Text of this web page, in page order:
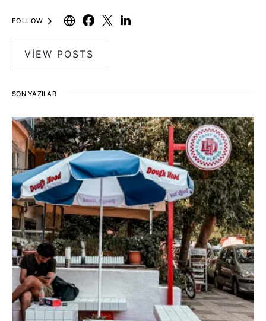
FOLLOW
VIEW POSTS
SON YAZILAR